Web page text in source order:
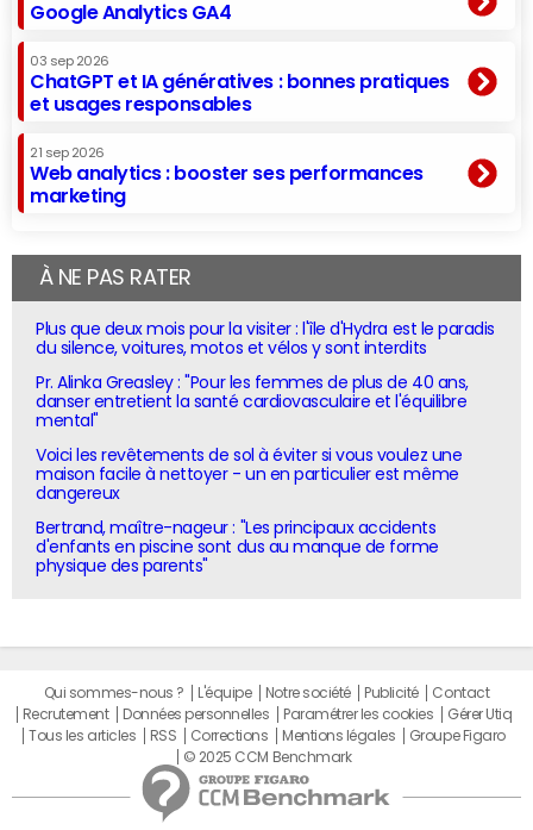
Google Analytics GA4
03 sep 2026
ChatGPT et IA génératives : bonnes pratiques
et usages responsables
21 sep 2026
Web analytics : booster ses performances
marketing
À NE PAS RATER
Plus que deux mois pour la visiter : l'île d'Hydra est le paradis
du silence, voitures, motos et vélos y sont interdits
Pr. Alinka Greasley : "Pour les femmes de plus de 40 ans,
danser entretient la santé cardiovasculaire et l'équilibre
mental"
Voici les revêtements de sol à éviter si vous voulez une
maison facile à nettoyer - un en particulier est même
dangereux
Bertrand, maître-nageur : "Les principaux accidents
d'enfants en piscine sont dus au manque de forme
physique des parents"
Qui sommes-nous ? L'équipe Notre société Publicité
Contact
Recrutement
Données personnelles Paramétrer les cookies
Gérer Utiq
Tous les articles
RSS Corrections Mentions légales
Groupe Figaro
© 2025 CCM Benchmark